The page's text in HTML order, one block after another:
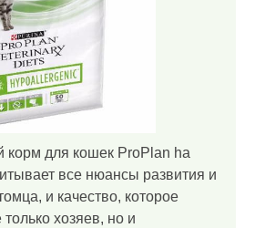
корм для кошек ProPlan ha
все нюансы развития и
и качество, которое
хозяев, но и